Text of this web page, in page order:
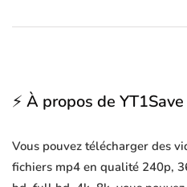
⚡ À propos de YT1Save
Vous pouvez télécharger des
fichiers mp4 en qualité 240p,